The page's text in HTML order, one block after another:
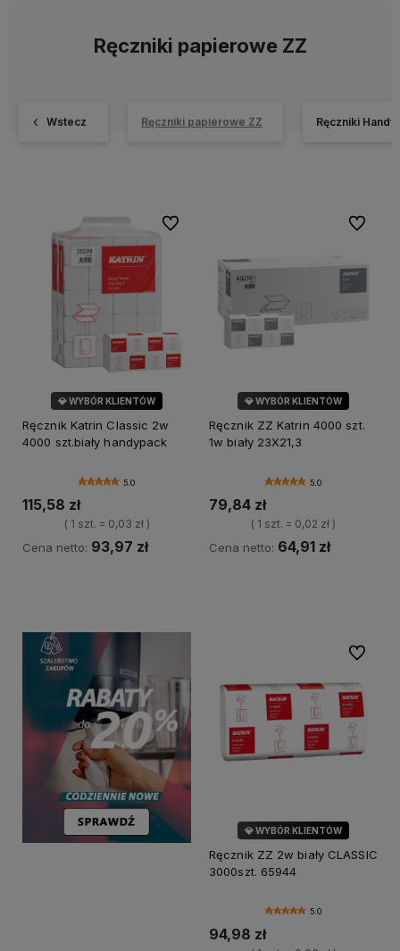
Ręczniki papierowe ZZ
Wstecz Ręczniki papierowe ZZ Ręczniki Handy
💎 WYBÓR KLIENTÓW
Ręcznik Katrin Classic 2w
4000 szt.biały handypack
5.0
115,58 zł
( 1 szt. = 0,03 zł )
Cena netto: 93,97 zł
Do ulubionych
💎 WYBÓR KLIENTÓW
Ręcznik ZZ Katrin 4000 szt.
1w biały 23X21,3
5.0
79,84 zł
( 1 szt. = 0,02 zł )
Cena netto: 64,91 zł
Do
💎 WYBÓR KLIENTÓW
Ręcznik ZZ 2w biały CLASSIC
3000szt. 65944
5.0
94,98 zł
Do